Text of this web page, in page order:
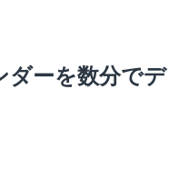
ダーを数分でデ